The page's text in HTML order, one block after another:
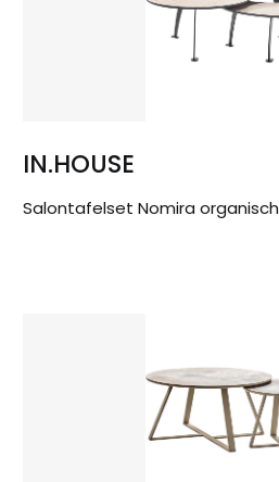
IN.HOUSE
Salontafelset Nomira organisch